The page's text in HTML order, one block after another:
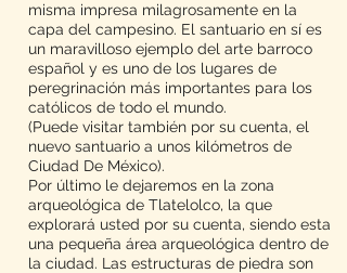
misma impresa milagrosamente en la
capa del campesino. El santuario en sí es
un maravilloso ejemplo del arte barroco
español y es uno de los lugares de
peregrinación más importantes para los
católicos de todo el mundo.
(Puede visitar también por su cuenta, el
nuevo santuario a unos kilómetros de
Ciudad De México).
Por último le dejaremos en la zona
arqueológica de Tlatelolco, la que
explorará usted por su cuenta, siendo esta
una pequeña área arqueológica dentro de
la ciudad. Las estructuras de piedra son